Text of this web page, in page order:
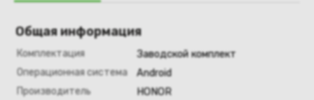
Общая информация
Комплектация
Заводской комплект
Операционная система
Android
Производитель
HONOR